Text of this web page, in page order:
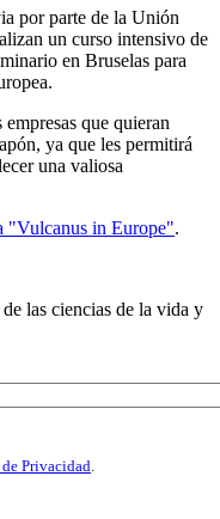
por parte de la Unión
un curso intensivo de
en Bruselas para
empresas que quieran
ya que les permitirá
una valiosa
"Vulcanus in Europe".
las ciencias de la vida y
Privacidad.